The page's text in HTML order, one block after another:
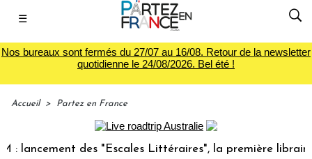
☰
Nos bureaux sont fermés du 27/07 au 16/08. Retour de la newsletter
quotidienne le 24/08/2026. Bel été !
Accueil > Partez en France
des "Escales Littéraires", la première librairie du